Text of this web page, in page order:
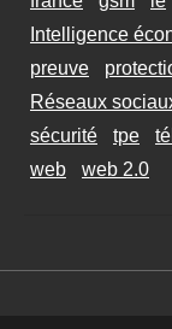
Intelligence
preuve
Réseaux
sécurité
tpe
web
web 2.0